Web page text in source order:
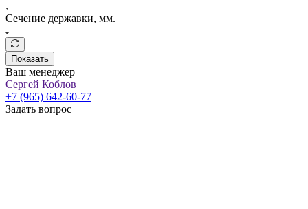
Сечение державки, мм.
Показать
Ваш менеджер
Сергей Коблов
+7 (965) 642-60-77
Задать вопрос